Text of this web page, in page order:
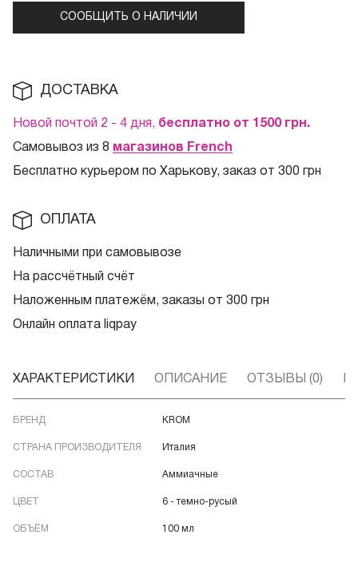
СООБЩИТЬ О НАЛИЧИИ
ДОСТАВКА
Новой почтой 2 - 4 дня, бесплатно от 1500 грн.
Самовывоз из 8 магазинов French
Бесплатно курьером по Харькову, заказ от 300 грн
ОПЛАТА
Наличными при самовывозе
На рассчётный счёт
Наложенным платежём, заказы от 300 грн
Онлайн оплата liqpay
ХАРАКТЕРИСТИКИ ОПИСАНИЕ ОТЗЫВЫ (0)
БРЕНД KROM
СТРАНА ПРОИЗВОДИТЕЛЯ Италия
СОСТАВ Аммиачные
ЦВЕТ 6 - темно-русый
ОБЪЁМ 100 мл